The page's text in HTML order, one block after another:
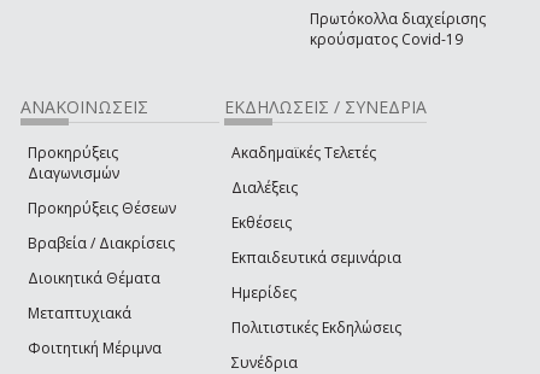
Πρωτόκολλα διαχείρισης
κρούσματος Covid-19
ΑΝΑΚΟΙΝΩΣΕΙΣ
Προκηρύξεις
Διαγωνισμών
Προκηρύξεις Θέσεων
Βραβεία / Διακρίσεις
Διοικητικά Θέματα
Μεταπτυχιακά
Φοιτητική Μέριμνα
ΕΚΔΗΛΩΣΕΙΣ / ΣΥΝΕΔΡΙΑ
Ακαδημαϊκές Τελετές
Διαλέξεις
Εκθέσεις
Εκπαιδευτικά σεμινάρια
Ημερίδες
Πολιτιστικές Εκδηλώσεις
Συνέδρια